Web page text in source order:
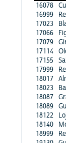
16078
16999
17023
17066
17079
17114
17155
17999
18017
18023
18087
18089
18122
18140
18999